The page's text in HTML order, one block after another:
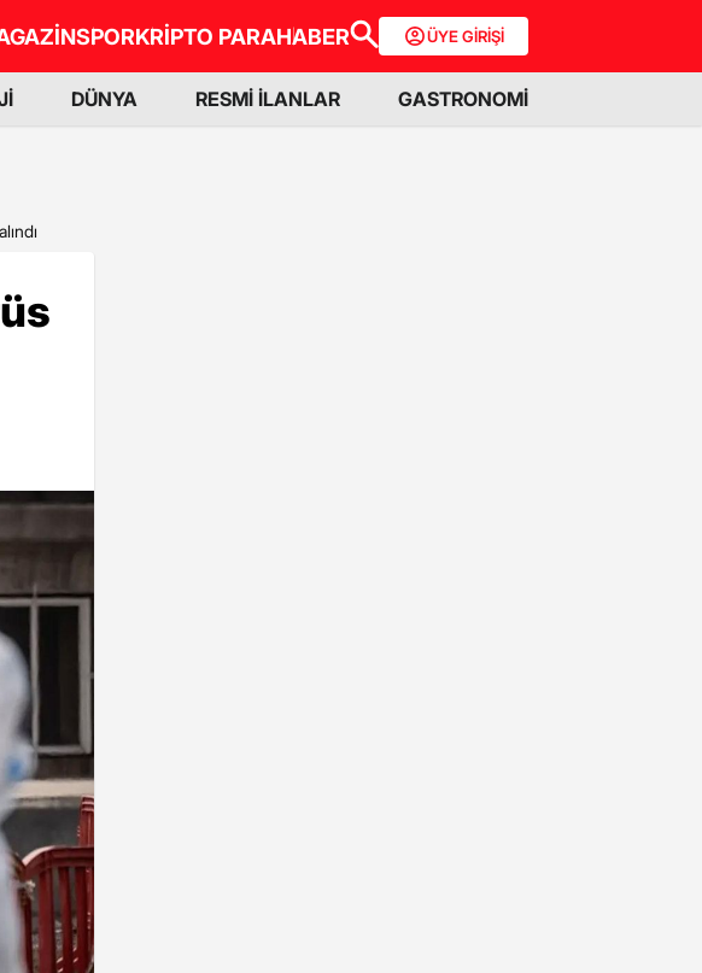
SPORKRİPTO PARAHABER ÜYE GİRİŞİ
DÜNYA RESMİ İLANLAR GASTRONOMİ